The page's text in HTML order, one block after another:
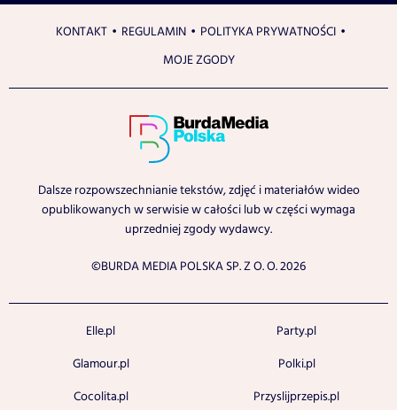
KONTAKT REGULAMIN
POLITYKA PRYWATNOŚCI
MOJE ZGODY
Dalsze rozpowszechnianie tekstów, zdjęć i materiałów wideo
opublikowanych w serwisie w całości lub w części wymaga
uprzedniej zgody wydawcy.
©BURDA MEDIA POLSKA SP. Z O. O. 2026
Elle.pl
Glamour.pl
Cocolita.pl
Party.pl
Polki.pl
Przyslijprzepis.pl